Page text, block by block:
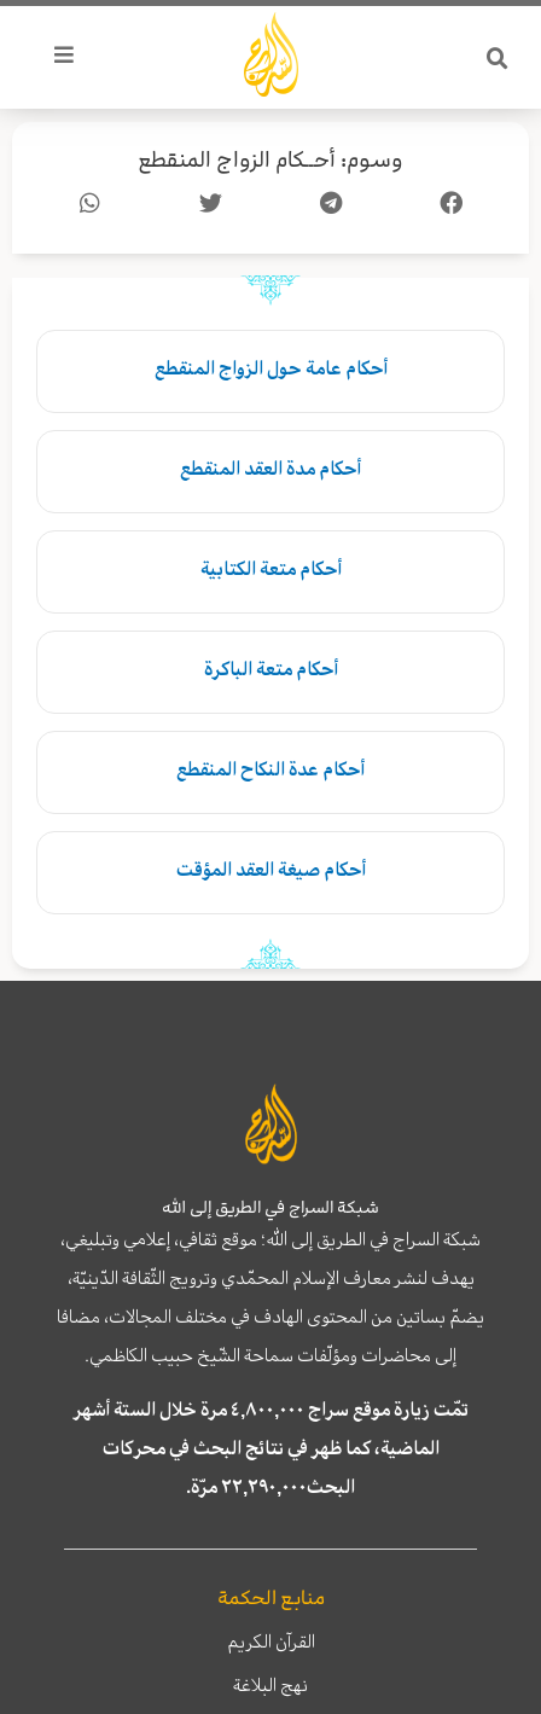
تخطي
المحتوى
وسوم: أحــكام الزواج المنقطع
أحكام عامة حول الزواج المنقطع
أحكام مدة العقد المنقطع
أحكام متعة الكتابية
أحكام متعة الباكرة
أحكام عدة النكاح المنقطع
أحكام صيغة العقد المؤقت
شبكة السراج في الطريق إلى الله
شبكة السراج في الطريق إلى الله؛ موقع ثقافي، إعلامي وتبليغي،
يهدف لنشر معارف الإسلام المحمّدي وترويج الثّقافة الدّينيّة،
يضمّ بساتين من المحتوى الهادف في مختلف المجالات، مضافا
إلى محاضرات ومؤلّفات سماحة الشّيخ حبيب الكاظمي.
تمّت زيارة موقع سراج ٤,٨٠٠,٠٠٠ مرة خلال الستة أشهر
الماضية، كما ظهر في نتائج البحث في محركات
البحث٢٢,٢٩٠,٠٠٠ مرّة.
منابع الحكمة
القرآن الكريم
نهج البلاغة